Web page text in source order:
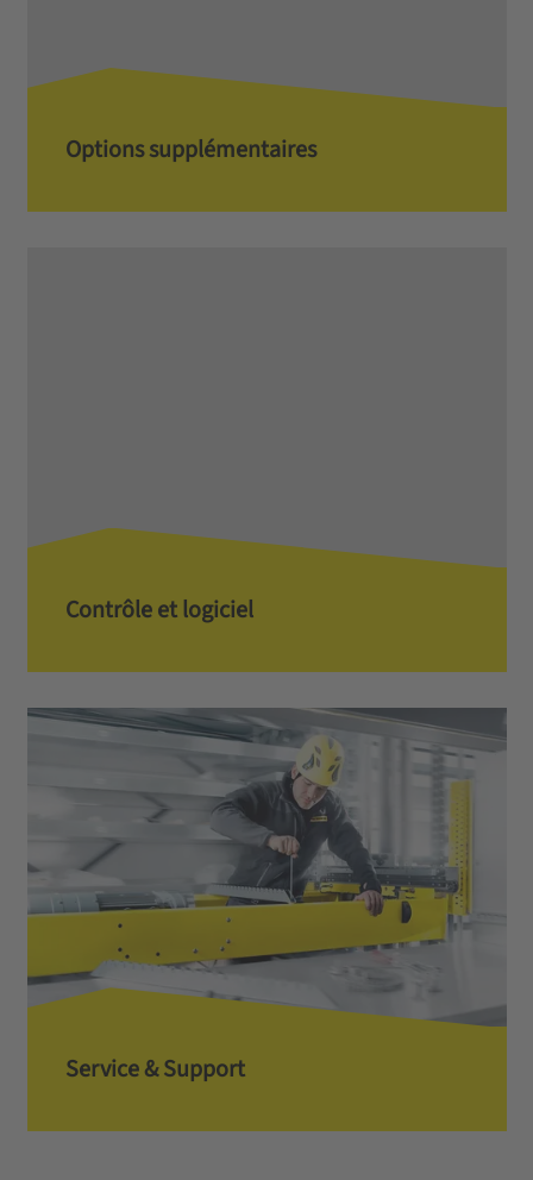
Options supplémentaires
Contrôle et logiciel
Service & Support